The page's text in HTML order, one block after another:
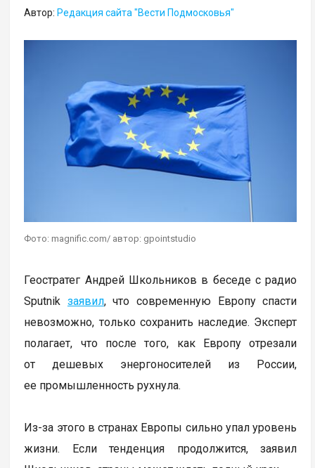
Автор:Редакция сайта "Вести Подмосковья"
Фото: magnific.com/ автор: gpointstudio
Геостратег Андрей Школьников в беседе с радио
Sputnik заявил, что современную Европу спасти
невозможно, только сохранить наследие. Эксперт
полагает, что после того, как Европу отрезали
от дешевых энергоносителей из России,
ее промышленность рухнула.
Из-за этого в странах Европы сильно упал уровень
жизни. Если тенденция продолжится, заявил